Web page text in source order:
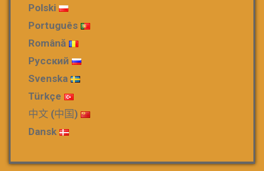
Polski
Português
Română
Русский
Svenska
Türkçe
中文 (中国)
Dansk